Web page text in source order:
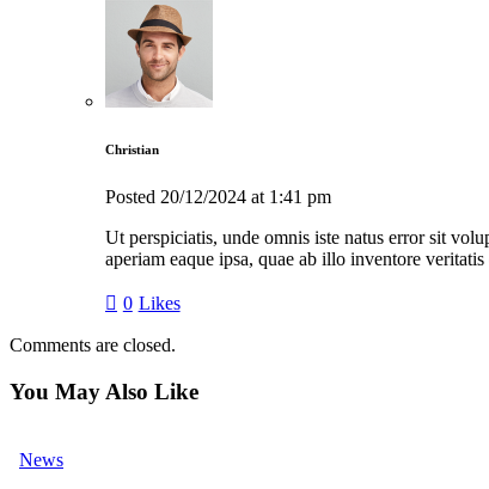
Christian
Posted 20/12/2024 at 1:41 pm
Ut perspiciatis, unde omnis iste natus error sit
aperiam eaque ipsa, quae ab illo inventore
0 Likes
Comments are closed.
You May Also Like
News